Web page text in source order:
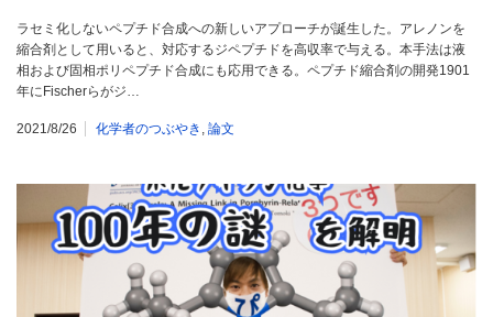
ラセミ化しないペプチド合成への新しいアプローチが誕生した。アレノンを
縮合剤として用いると、対応するジペプチドを高収率で与える。本手法は液
相および固相ポリペプチド合成にも応用できる。ペプチド縮合剤の開発1901
年にFischerらがジ…
2021/8/26 化学者のつぶやき 論文